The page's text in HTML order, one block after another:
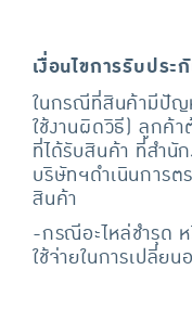
เงื่อนไขการรับประ
ในกรณีที่สินค้ามีปัญ
ใช้งานผิดวิธี) ลูกค้
ที่ได้รับสินค้า ที่สำนั
บริษัทฯดำเนินการ
สินค้า
-กรณีอะไหล่ชำรุด
ใช้จ่ายในการเปลี่ย